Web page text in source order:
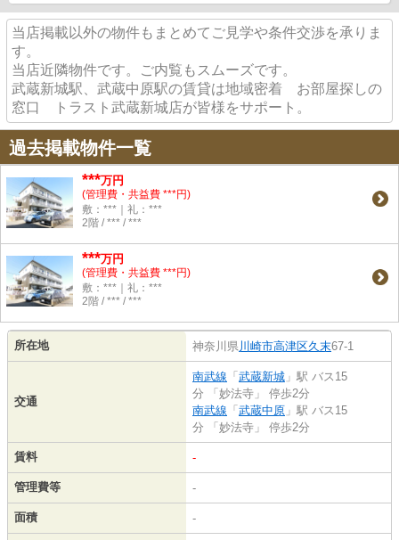
当店掲載以外の物件もまとめてご見学や条件交渉を承りま
す。
当店近隣物件です。ご内覧もスムーズです。
武蔵新城駅、武蔵中原駅の賃貸は地域密着 お部屋探しの
窓口 トラスト武蔵新城店が皆様をサポート。
過去掲載物件一覧
***万円
(管理費・共益費 ***円)
敷：***｜礼：***
2階 / *** / ***
***万円
(管理費・共益費 ***円)
敷：***｜礼：***
2階 / *** / ***
所在地 神奈川県川崎市高津区久末67-1
交通
南武線 「 武蔵新城 」駅 バス15
分 「妙法寺」 停歩2分
南武線 「 武蔵中原 」駅 バス15
分 「妙法寺」 停歩2分
賃料 -
管理費等 -
面積 -